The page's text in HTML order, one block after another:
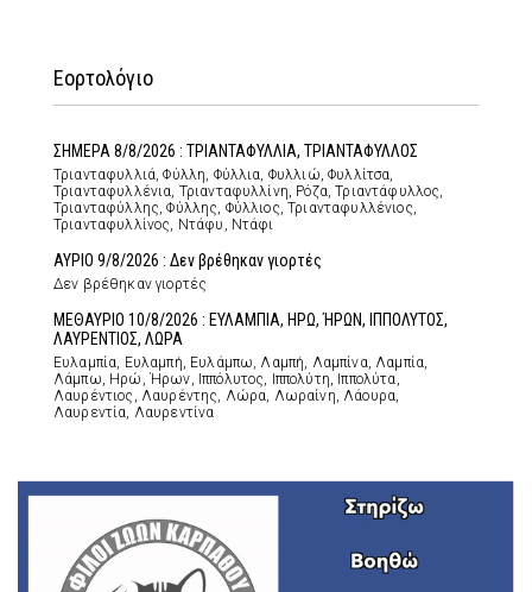
Εορτολόγιο
ΣΗΜΕΡΑ 8/8/2026 : ΤΡΙΑΝΤΑΦΥΛΛΙΑ, ΤΡΙΑΝΤΑΦΥΛΛΟΣ
Τριανταφυλλιά, Φύλλη, Φύλλια, Φυλλιώ, Φυλλίτσα,
Τριανταφυλλένια, Τριανταφυλλίνη, Ρόζα, Τριαντάφυλλος,
Τριανταφύλλης, Φύλλης, Φύλλιος, Τριανταφυλλένιος,
Τριανταφυλλίνος, Ντάφυ, Ντάφι
ΑΥΡΙΟ 9/8/2026 : Δεν βρέθηκαν γιορτές
Δεν βρέθηκαν γιορτές
ΜΕΘΑΥΡΙΟ 10/8/2026 : ΕΥΛΑΜΠΙΑ, ΗΡΩ, ΉΡΩΝ, ΙΠΠΟΛΥΤΟΣ,
ΛΑΥΡΕΝΤΙΟΣ, ΛΩΡΑ
Ευλαμπία, Ευλαμπή, Ευλάμπω, Λαμπή, Λαμπίνα, Λαμπία,
Λάμπω, Ηρώ, Ήρων, Ιππόλυτος, Ιππολύτη, Ιππολύτα,
Λαυρέντιος, Λαυρέντης, Λώρα, Λωραίνη, Λάουρα,
Λαυρεντία, Λαυρεντίνα